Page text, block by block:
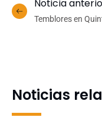
Noticia
Temblores en
Noticias